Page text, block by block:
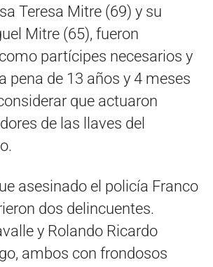
Teresa Mitre (69) y su
Mitre (65), fueron
partícipes necesarios y
pena de 13 años y 4 meses
que actuaron
de las llaves del
asesinado el policía Franco
dos delincuentes.
y Rolando Ricardo
ambos con frondosos